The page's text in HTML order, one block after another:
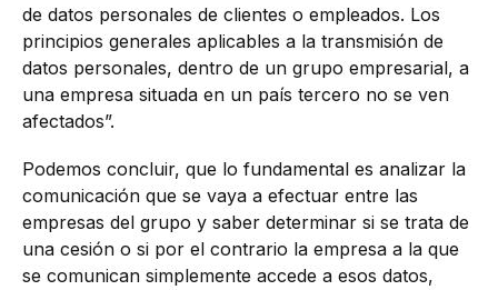
de datos personales de clientes o empleados. Los
principios generales aplicables a la transmisión de
datos personales, dentro de un grupo empresarial, a
una empresa situada en un país tercero no se ven
afectados”.
Podemos concluir, que lo fundamental es analizar la
comunicación que se vaya a efectuar entre las
empresas del grupo y saber determinar si se trata de
una cesión o si por el contrario la empresa a la que
se comunican simplemente accede a esos datos,